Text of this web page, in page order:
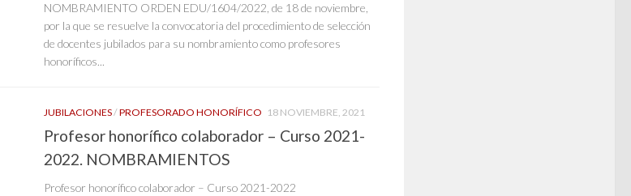
NOMBRAMIENTO ORDEN EDU/1604/2022, de 18 de noviembre,
por la que se resuelve la convocatoria del procedimiento de selección
de docentes jubilados para su nombramiento como profesores
honoríficos...
JUBILACIONES/PROFESORADO HONORÍFICO 18 NOVIEMBRE, 2021
Profesor honorífico colaborador – Curso 2021-
2022. NOMBRAMIENTOS
Profesor honorífico colaborador – Curso 2021-2022